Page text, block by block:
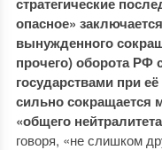
опасное»
вынужденного
прочего) оборота РФ
государствами при
сильно сокращается
«общего
говоря, «не слишком